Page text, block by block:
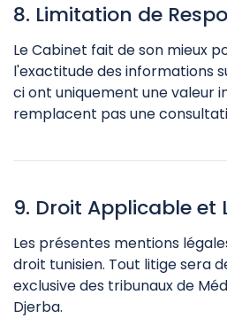
8. Limitation de
Le Cabinet fait de son mieux
l'exactitude des informations
ci ont uniquement une valeur
remplacent pas une
9. Droit Applicable et
Les présentes mentions
droit tunisien. Tout litige sera
exclusive des tribunaux de
Djerba.